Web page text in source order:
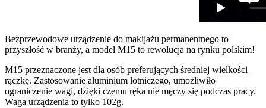
Bezprzewodowe urządzenie do makijażu permanentnego to
przyszłość w branży, a model M15 to rewolucja na rynku polskim!
M15 przeznaczone jest dla osób preferujących średniej wielkości
rączkę. Zastosowanie aluminium lotniczego, umożliwiło
ograniczenie wagi, dzięki czemu ręka nie męczy się podczas pracy.
Waga urządzenia to tylko 102g.